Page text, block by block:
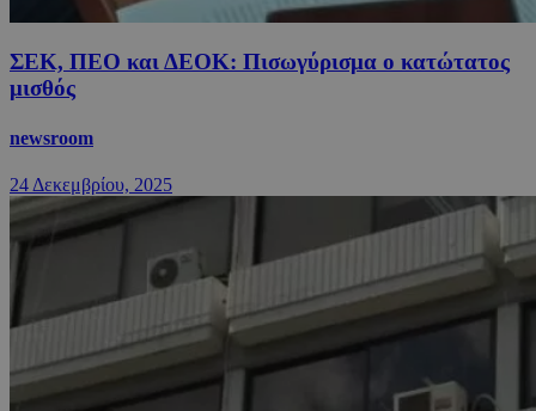
ΣΕΚ, ΠΕΟ και ΔΕΟΚ: Πισωγύρισμα ο κατώτατος
μισθός
newsroom
24 Δεκεμβρίου, 2025